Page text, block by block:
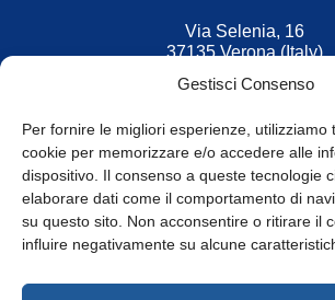
Gestisci Consenso
Per fornire le migliori esperienze, utilizziamo
cookie per memorizzare e/o accedere alle
dispositivo. Il consenso a queste tecnologie
elaborare dati come il comportamento di
su questo sito. Non acconsentire o ritirare il
influire negativamente su alcune
Via Selenia, 16
37135 Verona (Italy)
Fax 045 9211599
© Tutti i diritti riservati